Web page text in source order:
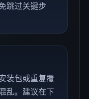
跳过关键步
装包或重复覆
乱。建议在下